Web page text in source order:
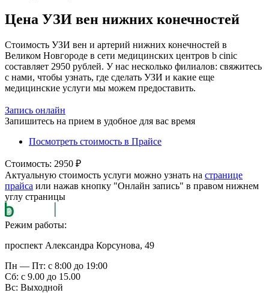
Цена УЗИ вен нижних конечностей
Стоимость УЗИ вен и артерий нижних конечностей в
Великом Новгороде в сети медицинских центров b cinic
составляет 2950 рублей. У нас несколько филиалов: свяжитесь
с нами, чтобы узнать, где сделать УЗИ и какие еще
медицинские услуги мы можем предоставить.
Запись онлайн
Запишитесь на прием в удобное для вас время
Посмотреть стоимость в Прайсе
Стоимость: 2950 ₽
Актуальную стоимость услуги можно узнать на странице
прайса или нажав кнопку "Онлайн запись" в правом нижнем
углу страницы
Режим работы:
проспект Александра Корсунова, 49
Пн — Пт: с 8:00 до 19:00
Сб: с 9.00 до 15.00
Вс: Выходной